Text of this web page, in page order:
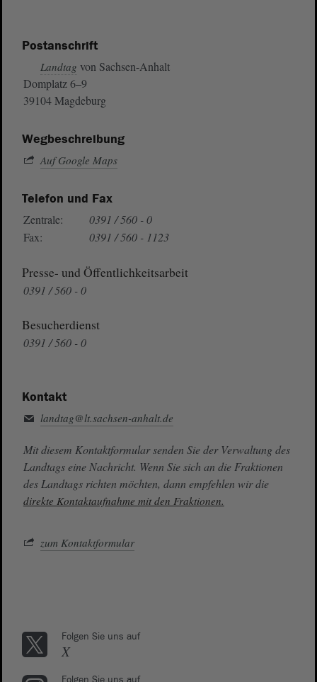
Postanschrift
Landtag von Sachsen-Anhalt
Domplatz 6–9
39104 Magdeburg
Wegbeschreibung
Auf Google Maps
Telefon und Fax
Zentrale:
0391 / 560 - 0
Fax:
0391 / 560 - 1123
Presse- und Öffentlichkeitsarbeit
0391 / 560 - 0
Besucherdienst
0391 / 560 - 0
Kontakt
landtag@lt.sachsen-anhalt.de
Mit diesem Kontaktformular senden Sie der Verwaltung des
Landtags eine Nachricht. Wenn Sie sich an die Fraktionen
des Landtags richten möchten, dann empfehlen wir die
direkte Kontaktaufnahme mit den Fraktionen.
zum Kontaktformular
Folgen Sie uns auf
X